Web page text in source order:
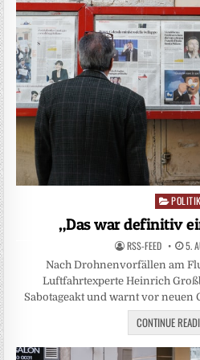
Posted
in
POLITIK
„Das war definitiv
RSS-FEED 5.
Nach Drohnenvorfällen am
Luftfahrtexperte Heinrich
Sabotageakt und warnt vor neuen
CONTINUE